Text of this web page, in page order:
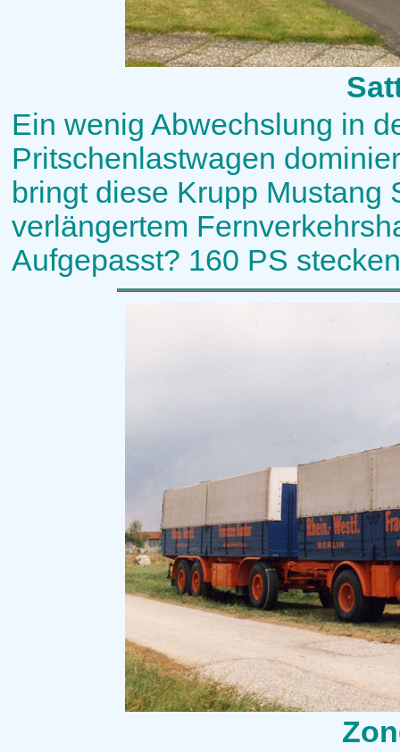
Ein wenig Abwechslung in
Pritschenlastwagen
bringt diese Krupp Mustang
verlängertem
Aufgepasst? 160 PS